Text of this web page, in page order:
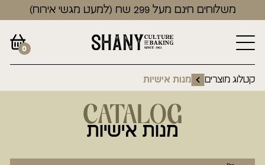
משלוחים חינם מעל 299 שח (למעט מגשי אירוח)
0
קטלוג מוצרים מנות אישיות
CATALOG
מנות אישיות